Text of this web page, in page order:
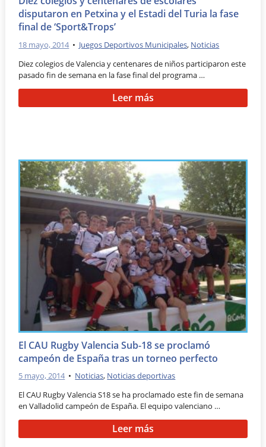
disputaron en Petxina y el Estadi del Turia la fase
final de ‘Sport&Trops’
18 mayo, 2014 • Juegos Deportivos Municipales, Noticias
Diez colegios de Valencia y centenares de niños participaron este
pasado fin de semana en la fase final del programa …
Leer más
El CAU Rugby Valencia Sub-18 se proclamó
campeón de España tras un torneo perfecto
5 mayo, 2014 • Noticias, Noticias deportivas
El CAU Rugby Valencia S18 se ha proclamado este fin de semana
en Valladolid campeón de España. El equipo valenciano …
Leer más